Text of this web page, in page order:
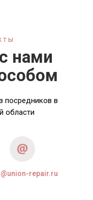
нами
посредников в
области
repair.ru